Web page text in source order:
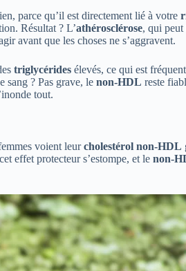
parce qu’il est directement lié à votre
Résultat ? L’athérosclérose, qui peut
avant que les choses ne s’aggravent.
triglycérides élevés, ce qui est
sang ? Pas grave, le non-HDL reste
tout.
voient leurcholestérol non-HDL
effet protecteur s’estompe, et le non-